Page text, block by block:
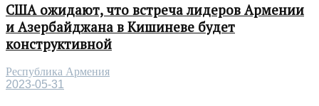
США ожидают, что встреча лидеров Армении
и Азербайджана в Кишиневе будет
конструктивной
Республика Армения
2023-05-31